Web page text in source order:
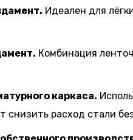
Идеален для
Комбинация
каркаса.
снизить расход стали